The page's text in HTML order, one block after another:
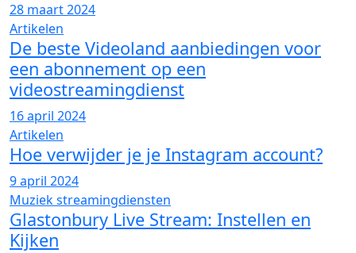
28 maart 2024
Artikelen
De beste Videoland aanbiedingen voor
een abonnement op een
videostreamingdienst
16 april 2024
Artikelen
Hoe verwijder je je Instagram account?
9 april 2024
Muziek streamingdiensten
Glastonbury Live Stream: Instellen en
Kijken